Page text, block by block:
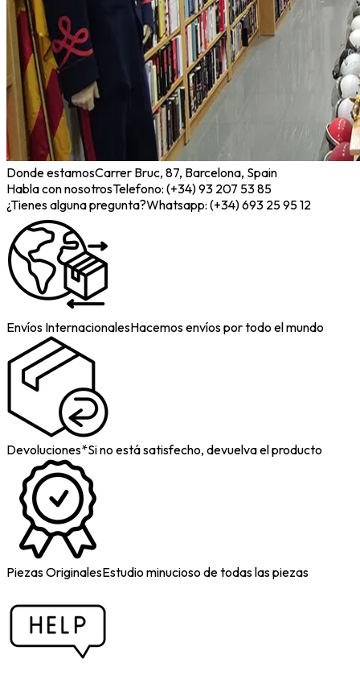
Donde estamosCarrer Bruc, 87, Barcelona, Spain
Habla con nosotrosTelefono: (+34) 93 207 53 85
¿Tienes alguna pregunta?Whatsapp: (+34) 693 25 95 12
Envíos InternacionalesHacemos envíos por todo el mundo
Devoluciones*Si no está satisfecho, devuelva el producto
Piezas OriginalesEstudio minucioso de todas las piezas